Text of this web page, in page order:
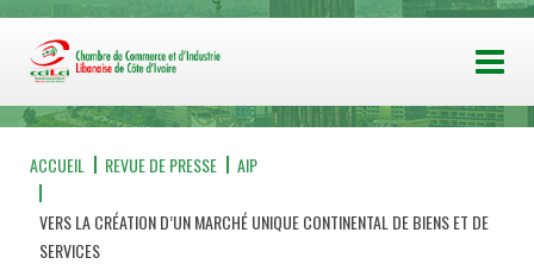
ACCUEIL REVUE DE PRESSE AIP
VERS LA CRÉATION D’UN MARCHÉ UNIQUE CONTINENTAL DE BIENS ET DE
SERVICES